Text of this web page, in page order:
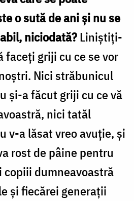
o sută de ani şi nu se
niciodată?Liniştiţi-
faceţi griji cu ce se vor
Nici străbunicul
şi-a făcut griji cu ce vă
nici tatăl
v-a lăsat vreo avuţie, şi
rost de pâine pentru
copiii dumneavoastră
şi fiecărei generaţii